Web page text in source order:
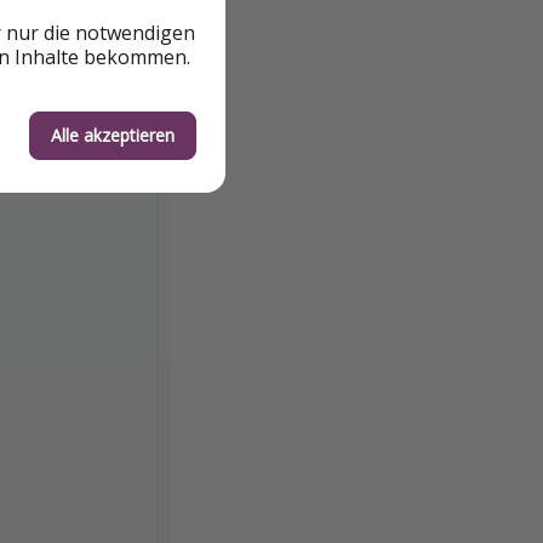
nur die notwendigen
Inhalte bekommen.
Alle akzeptieren